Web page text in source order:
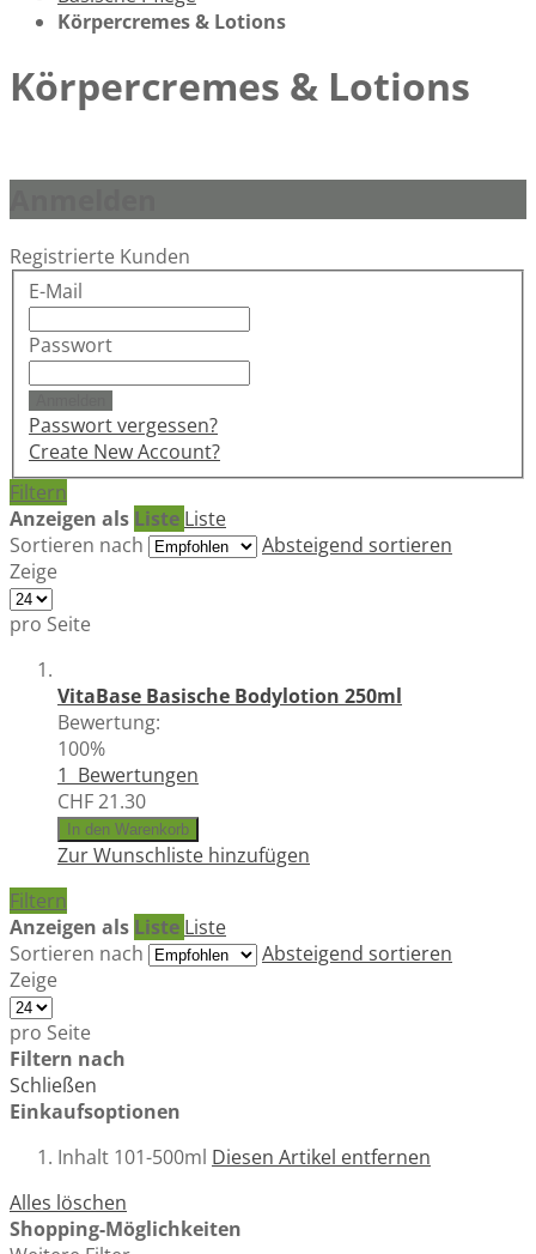
Körpercremes & Lotions
Körpercremes & Lotions
Registrierte Kunden
E-Mail
Passwort
Passwort vergessen?
Create New Account?
Filtern
Anzeigen als Liste Liste
Sortieren nach
Absteigend sortieren
Zeige
pro Seite
VitaBase Basische Bodylotion 250ml
Bewertung:
100%
1 Bewertungen
CHF 21.30
In den Warenkorb
Zur Wunschliste hinzufügen
Filtern
Anzeigen als Liste Liste
Sortieren nach
Absteigend sortieren
Zeige
pro Seite
Filtern nach
Schließen
Einkaufsoptionen
Inhalt 101-500ml Diesen Artikel entfernen
Alles löschen
Shopping-Möglichkeiten